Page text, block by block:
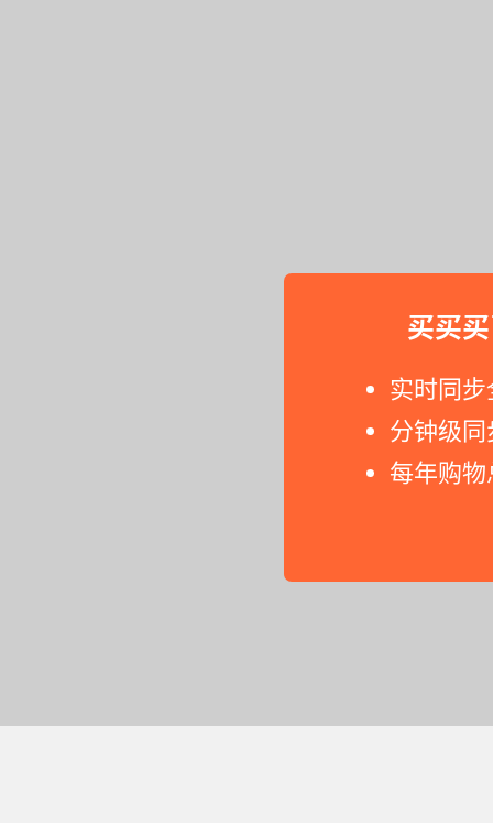
买买
实时同
分钟级
每年购